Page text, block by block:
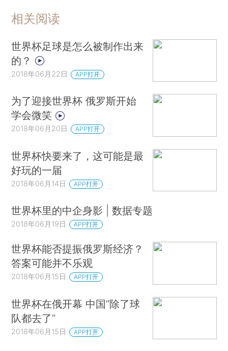
相关阅读
世界杯足球是怎么被制作出来
的？
2018年06月22日 APP打开
为了迎接世界杯 俄罗斯开始
学会微笑
2018年06月20日 APP打开
世界杯快要来了，这可能是最
好玩的一届
2018年06月14日 APP打开
世界杯里的中企身影 | 数据专题
2018年06月19日 APP打开
世界杯能否提振俄罗斯经济？
答案可能并不乐观
2018年06月15日 APP打开
世界杯在俄开幕 中国“除了球
队都去了”
2018年06月15日 APP打开